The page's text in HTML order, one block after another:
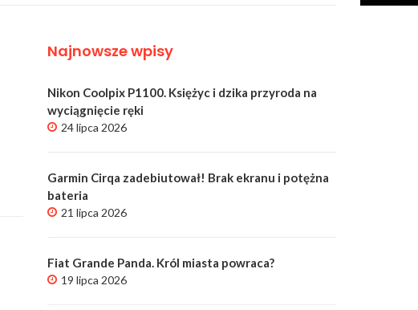
Najnowsze wpisy
Nikon Coolpix P1100. Księżyc i dzika przyroda na
wyciągnięcie ręki
24 lipca 2026
Garmin Cirqa zadebiutował! Brak ekranu i potężna
bateria
21 lipca 2026
Fiat Grande Panda. Król miasta powraca?
19 lipca 2026